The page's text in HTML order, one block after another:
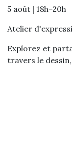
5 août | 18h–20h
Atelier
Explorez et
travers le